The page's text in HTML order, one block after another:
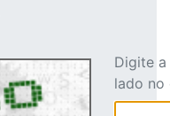
Digite
lado no